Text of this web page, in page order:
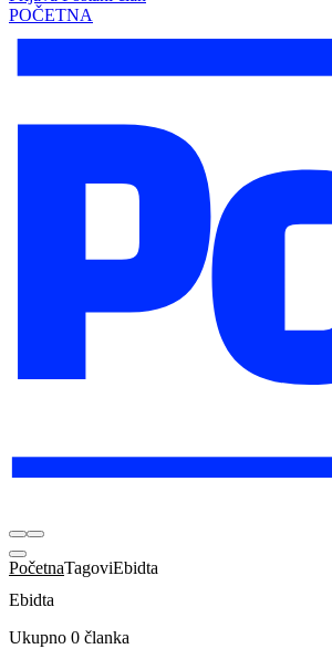
POČETNA
PočetnaTagoviEbidta
Ebidta
Ukupno 0 članka